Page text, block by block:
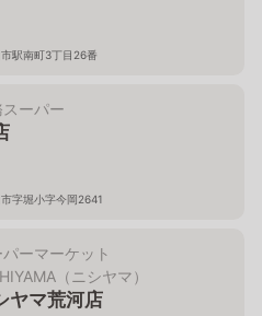
駅南町3丁目26番
ーパー
字堀小字今岡2641
パーマーケット
（ニシヤマ）
ヤマ荒河店